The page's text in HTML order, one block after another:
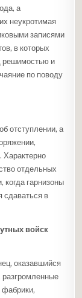
а
неукротимая
записями
в которых
решимостью и
по поводу
отступлении, а
Характерно
отдельных
гарнизоны
сдаваться в
войск
оказавшийся
разгромленные
фабрики,